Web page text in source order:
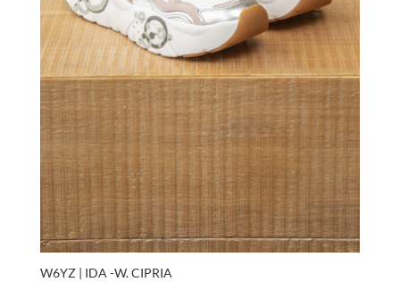
W6YZ | IDA -W. CIPRIA